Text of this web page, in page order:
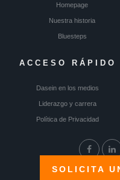
SOLICITA
Homepage
Nuestra historia
Bluesteps
ACCESO RÁPIDO
Dasein en los medios
Liderazgo y carrera
Política de Privacidad